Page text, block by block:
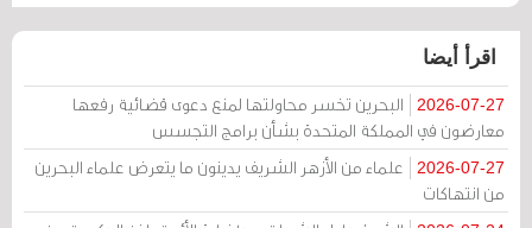
اقرأ أيضا
2026-07-27
البحرين تخسر محاولتها لمنع دعوى قضائية رفعها
معارضون في المملكة المتحدة بشأن برامج التجسس
2026-07-27
علماء من الأزهر الشريف يدينون ما يتعرض علماء البحرين
من انتهاكات